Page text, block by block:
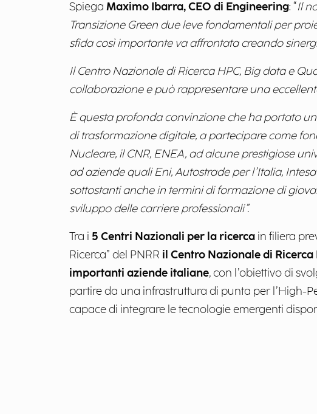
Spiega Maximo Ibarra, CEO di Engineering: “Il
Transizione Green due leve fondamentali per
sfida così importante va affrontata creando
Il Centro Nazionale di Ricerca HPC, Big data e
collaborazione e può rappresentare una
È questa profonda convinzione che ha portato
di trasformazione digitale, a partecipare come
Nucleare, il CNR, ENEA, ad alcune prestigiose
ad aziende quali Eni, Autostrade per l’Italia,
sottostanti anche in termini di formazione di
sviluppo delle carriere professionali”.
Tra i 5 Centri Nazionali per la ricerca in filiera
Ricerca” del PNRR il Centro Nazionale di
importanti aziende italiane, con l’obiettivo di
partire da una infrastruttura di punta per l’High-
capace di integrare le tecnologie emergenti